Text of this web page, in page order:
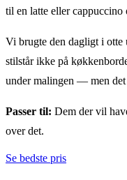
til en latte eller cappuccino
Vi brugte den dagligt i otte
stilstår ikke på
under malingen — men det
Passer til: Dem der vil
over det.
Se bedste pris